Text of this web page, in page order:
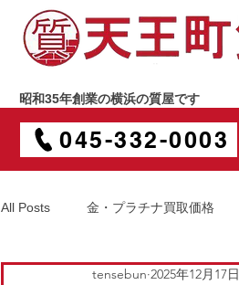
昭和35年創業の横浜の質屋です
045-332-0003
All Posts 金・プラチナ買取価格
tensebun 2025年12月17日